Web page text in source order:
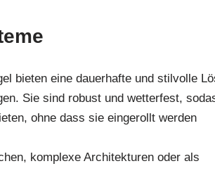
bieten eine dauerhafte und stilvolle
Sie sind robust und wetterfest,
ohne dass sie eingerollt werden
komplexe Architekturen oder als